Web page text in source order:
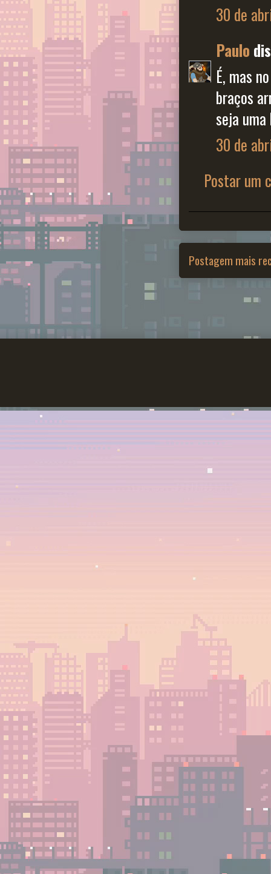
30 de
Paulo
É, mas
braços
seja
30 de
Postar um
Postagem mais